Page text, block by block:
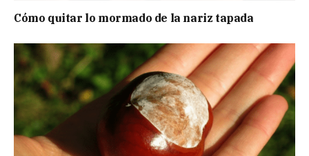
Cómo quitar lo mormado de la nariz tapada